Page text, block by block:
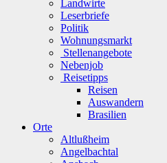
Landwirte
Leserbriefe
Politik
Wohnungsmarkt
Stellenangebote
Nebenjob
Reisetipps
Reisen
Auswandern
Brasilien
Orte
Altlußheim
Angelbachtal